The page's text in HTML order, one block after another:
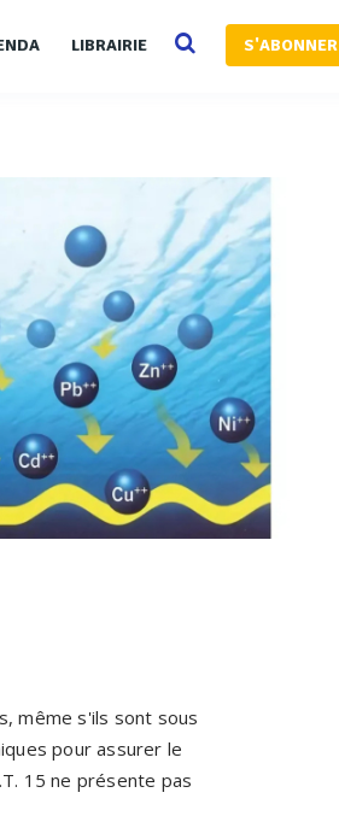
LIBRAIRIE S'ABONNER
même s'ils sont sous
pour assurer le
15 ne présente pas